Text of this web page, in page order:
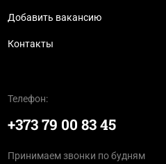
Добавить вакансию
Контакты
Телефон:
+373 79 00 83 45
Принимаем звонки по будням